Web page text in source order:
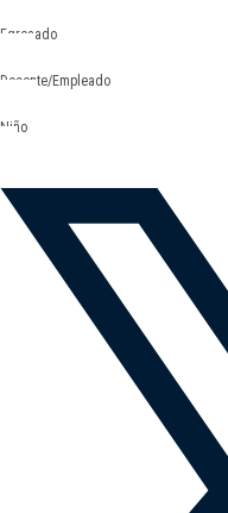
Egresado
Docente/Empleado
Niño